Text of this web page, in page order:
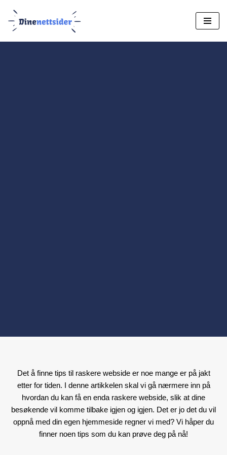
Hopp
Det å finne tips til raskere webside er noe mange er på jakt
etter for tiden. I denne artikkelen skal vi gå nærmere inn på
hvordan du kan få en enda raskere webside, slik at dine
besøkende vil komme tilbake igjen og igjen. Det er jo det du vil
oppnå med din egen hjemmeside regner vi med? Vi håper du
finner noen tips som du kan prøve deg på nå!